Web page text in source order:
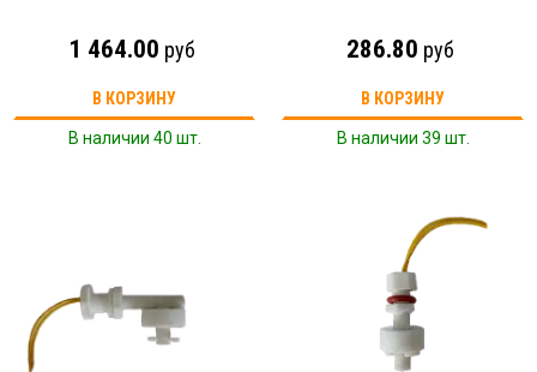
1 464.00 руб
В КОРЗИНУ
В наличии 40 шт.
286.80 руб
В КОРЗИНУ
В наличии 39 шт.